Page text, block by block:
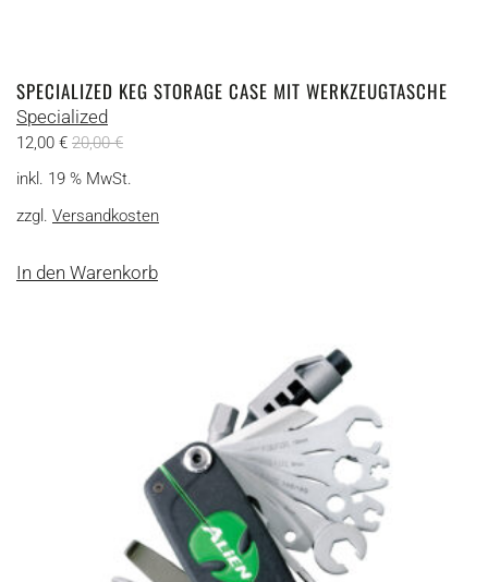
SPECIALIZED KEG STORAGE CASE MIT WERKZEUGTASCHE
Specialized
12,00 € 20,00€
inkl. 19 % MwSt.
zzgl. Versandkosten
In den Warenkorb